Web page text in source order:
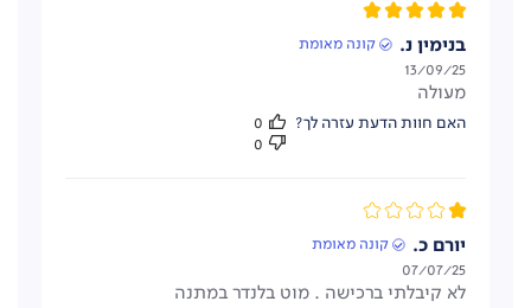
לצריבה והקפצה (חדש!), אפייה, טיגון באוויר חם (עד
75%פחות שומן), ייבוש מזון וחימום מחדש.
בנימין נ. קונה מאומת
מעולה
13/09/25
האם חוות הדעת עזרה לך?
0
0
יורם כ. קונה מאומת
לא קיבלתי ברכישה . מוט בלנדר במתנה
פרסום
07/07/25